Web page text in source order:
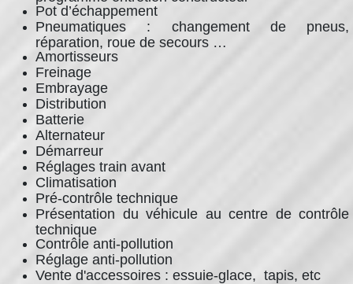
Pot d’échappement
Pneumatiques : changement de pneus,
réparation, roue de secours …
Amortisseurs
Freinage
Embrayage
Distribution
Batterie
Alternateur
Démarreur
Réglages train avant
Climatisation
Pré-contrôle technique
Présentation du véhicule au centre de contrôle
technique
Contrôle anti-pollution
Réglage anti-pollution
Vente d'accessoires : essuie-glace, tapis, etc